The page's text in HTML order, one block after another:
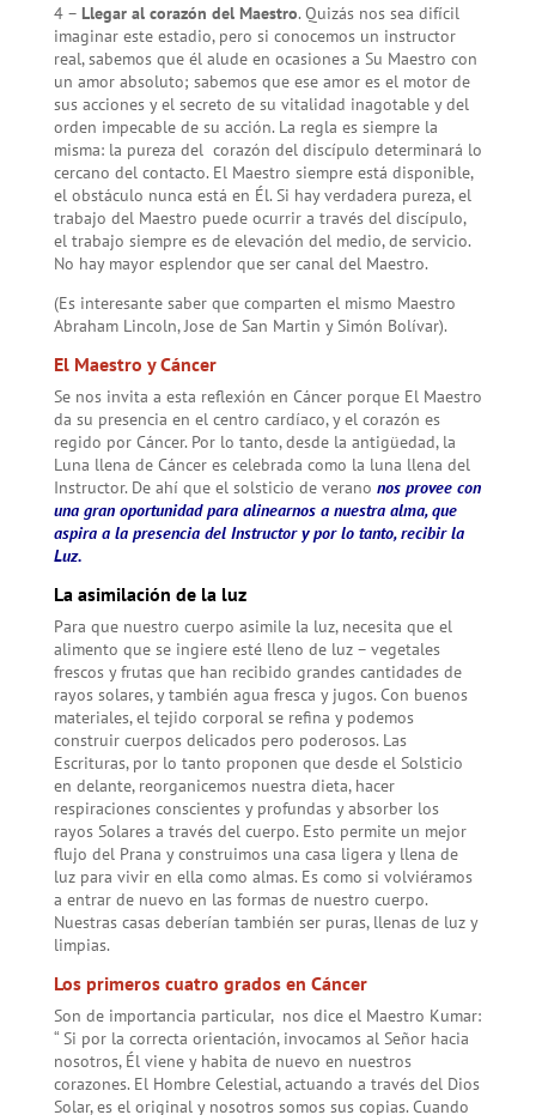
4 – Llegar al corazón del Maestro. Quizás nos sea difícil
imaginar este estadio, pero si conocemos un instructor
real, sabemos que él alude en ocasiones a Su Maestro con
un amor absoluto; sabemos que ese amor es el motor de
sus acciones y el secreto de su vitalidad inagotable y del
orden impecable de su acción. La regla es siempre la
misma: la pureza del corazón del discípulo determinará lo
cercano del contacto. El Maestro siempre está disponible,
el obstáculo nunca está en Él. Si hay verdadera pureza, el
trabajo del Maestro puede ocurrir a través del discípulo,
el trabajo siempre es de elevación del medio, de servicio.
No hay mayor esplendor que ser canal del Maestro.
(Es interesante saber que comparten el mismo Maestro
Abraham Lincoln, Jose de San Martin y Simón Bolívar).
El Maestro y Cáncer
Se nos invita a esta reflexión en Cáncer porque El Maestro
da su presencia en el centro cardíaco, y el corazón es
regido por Cáncer. Por lo tanto, desde la antigüedad, la
Luna llena de Cáncer es celebrada como la luna llena del
Instructor. De ahí que el solsticio de verano nos provee con
una gran oportunidad para alinearnos a nuestra alma, que
aspira a la presencia del Instructor y por lo tanto, recibir la
Luz.
La asimilación de la luz
Para que nuestro cuerpo asimile la luz, necesita que el
alimento que se ingiere esté lleno de luz – vegetales
frescos y frutas que han recibido grandes cantidades de
rayos solares, y también agua fresca y jugos. Con buenos
materiales, el tejido corporal se refina y podemos
construir cuerpos delicados pero poderosos. Las
Escrituras, por lo tanto proponen que desde el Solsticio
en delante, reorganicemos nuestra dieta, hacer
respiraciones conscientes y profundas y absorber los
rayos Solares a través del cuerpo. Esto permite un mejor
flujo del Prana y construimos una casa ligera y llena de
luz para vivir en ella como almas. Es como si volviéramos
a entrar de nuevo en las formas de nuestro cuerpo.
Nuestras casas deberían también ser puras, llenas de luz y
limpias.
Los primeros cuatro grados en Cáncer
Son de importancia particular, nos dice el Maestro Kumar:
“ Si por la correcta orientación, invocamos al Señor hacia
nosotros, Él viene y habita de nuevo en nuestros
corazones. El Hombre Celestial, actuando a través del Dios
Solar, es el original y nosotros somos sus copias. Cuando